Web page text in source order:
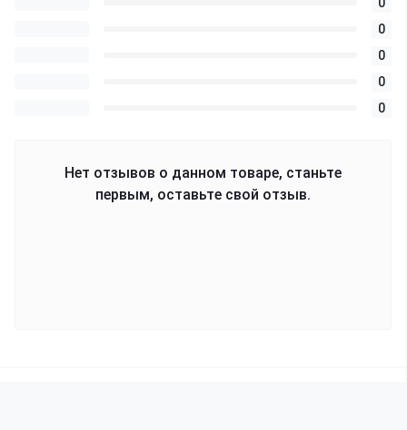
0
0
0
0
Нет отзывов о данном товаре, станьте
первым, оставьте свой отзыв.